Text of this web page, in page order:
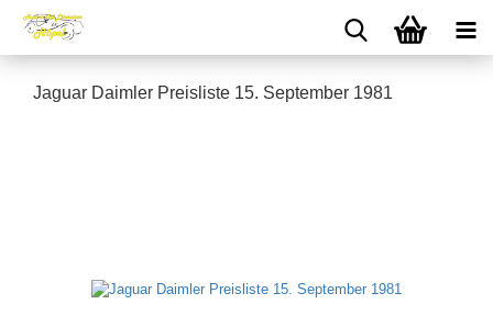
Jaguar Daimler Preisliste 15. September 1981